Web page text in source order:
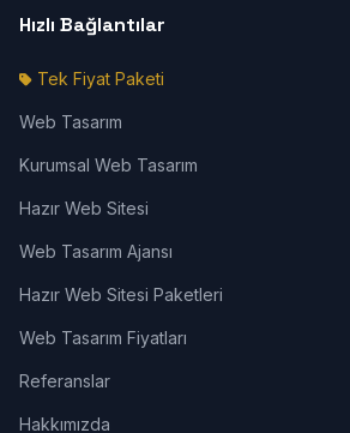
Hızlı Bağlantılar
Tek Fiyat Paketi
Web Tasarım
Kurumsal Web Tasarım
Hazır Web Sitesi
Web Tasarım Ajansı
Hazır Web Sitesi Paketleri
Web Tasarım Fiyatları
Referanslar
Hakkımızda